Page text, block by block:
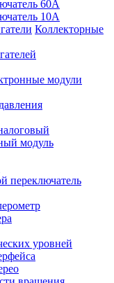
60А
10А
Коллекторные
модули
модуль
переключатель
уровней